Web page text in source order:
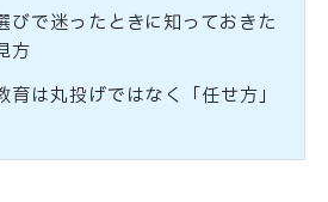
びで迷ったときに知っておきた
方
育は丸投げではなく「任せ方」